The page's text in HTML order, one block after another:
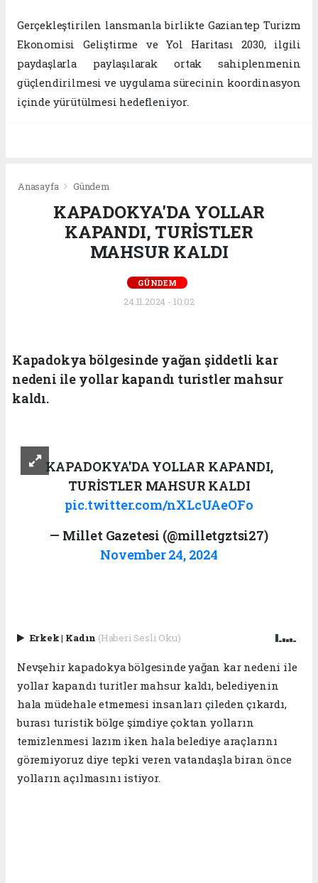
Gerçekleştirilen lansmanla birlikte Gaziantep Turizm
Ekonomisi Geliştirme ve Yol Haritası 2030, ilgili
paydaşlarla paylaşılarak ortak sahiplenmenin
güçlendirilmesi ve uygulama sürecinin koordinasyon
içinde yürütülmesi hedefleniyor.
Anasayfa Gündem
KAPADOKYA'DA YOLLAR
KAPANDI, TURİSTLER
MAHSUR KALDI
GÜNDEM
24.11.2024 - 10:02
Kapadokya bölgesinde yağan şiddetli kar
nedeni ile yollar kapandı turistler mahsur
kaldı.
KAPADOKYA'DA YOLLAR KAPANDI,
TURİSTLER MAHSUR KALDI
pic.twitter.com/nXLcUAeOFo
— Millet Gazetesi (@milletgztsi27)
November 24, 2024
Erkek| Kadın (Haberi Sesli Oku)
Nevşehir kapadokya bölgesinde yağan kar nedeni ile
yollar kapandı turitler mahsur kaldı, belediyenin
hala müdehale etmemesi insanları çileden çıkardı,
burası turistik bölge şimdiye çoktan yolların
temizlenmesi lazım iken hala belediye araçlarını
göremiyoruz diye tepki veren vatandaşla biran önce
yolların açılmasını istiyor.